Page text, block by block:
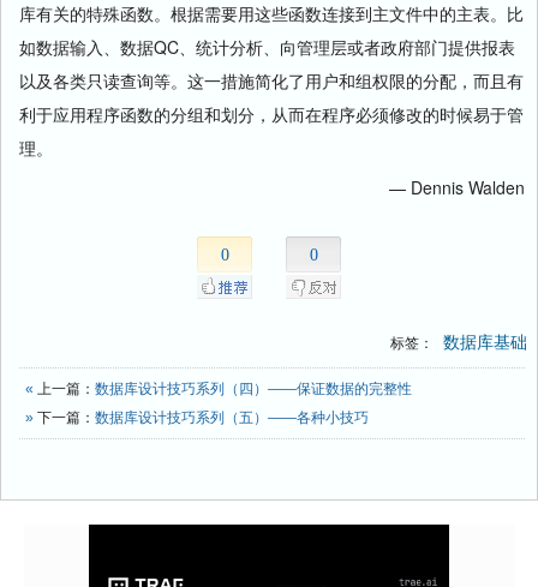
库有关的特殊函数。根据需要用这些函数连接到主文件中的主表。比
如数据输入、数据QC、统计分析、向管理层或者政府部门提供报表
以及各类只读查询等。这一措施简化了用户和组权限的分配，而且有
利于应用程序函数的分组和划分，从而在程序必须修改的时候易于管
理。
— Dennis Walden
0 0
标签： 数据库基础
« 上一篇： 数据库设计技巧系列（四）——保证数据的完整性
» 下一篇： 数据库设计技巧系列（五）——各种小技巧